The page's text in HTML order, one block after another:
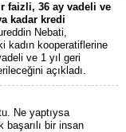
faizli, 36 ay vadeli ve
kadar kredi
Nebati,
kadın kooperatiflerine
ve 1 yıl geri
açıkladı.
Ne yaptıysa
bir insan